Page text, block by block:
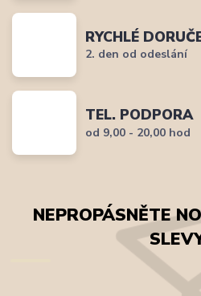
RYCHLÉ
2. den od odeslání
TEL. PODPORA
od 9,00 - 20,00 hod
NEPROPÁSNĚTE